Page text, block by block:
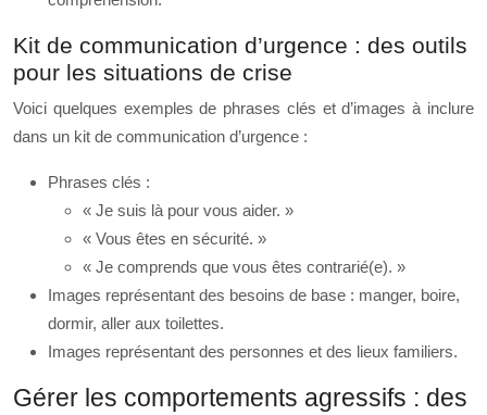
Kit de communication d’urgence : des outils
pour les situations de crise
Voici quelques exemples de phrases clés et d’images à inclure
dans un kit de communication d’urgence :
Phrases clés :
« Je suis là pour vous aider. »
« Vous êtes en sécurité. »
« Je comprends que vous êtes contrarié(e). »
Images représentant des besoins de base : manger, boire,
dormir, aller aux toilettes.
Images représentant des personnes et des lieux familiers.
Gérer les comportements agressifs : des